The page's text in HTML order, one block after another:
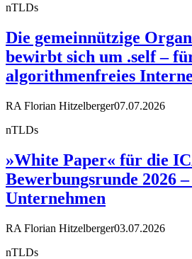
nTLDs
Die gemeinnützige
bewirbt sich um .self –
algorithmenfreies
RA Florian Hitzelberger07.07.2026
nTLDs
»White Paper« für die
Bewerbungsrunde 2026
Unternehmen
RA Florian Hitzelberger03.07.2026
nTLDs